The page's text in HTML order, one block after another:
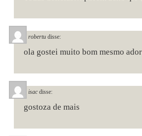
robertu disse:
ola gostei muito bom mesmo
isac disse:
gostoza de mais